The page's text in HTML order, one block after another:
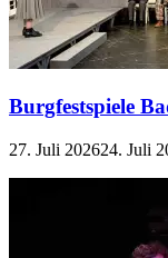
Burgfestspiele
27. Juli 202624. Juli